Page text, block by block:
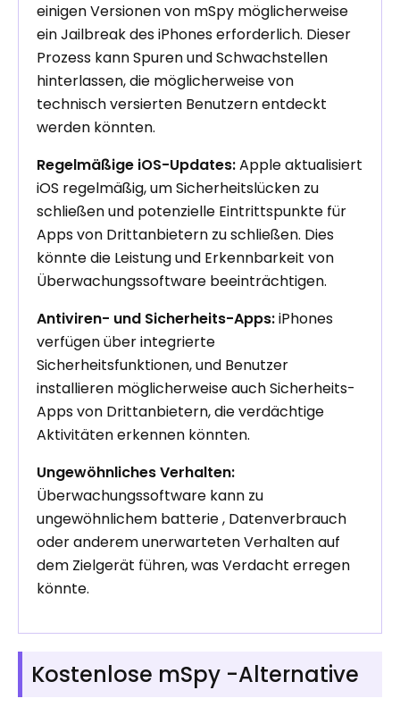
einigen Versionen von mSpy möglicherweise
ein Jailbreak des iPhones erforderlich. Dieser
Prozess kann Spuren und Schwachstellen
hinterlassen, die möglicherweise von
technisch versierten Benutzern entdeckt
werden könnten.
Regelmäßige iOS-Updates:Apple aktualisiert
iOS regelmäßig, um Sicherheitslücken zu
schließen und potenzielle Eintrittspunkte für
Apps von Drittanbietern zu schließen. Dies
könnte die Leistung und Erkennbarkeit von
Überwachungssoftware beeinträchtigen.
Antiviren- und Sicherheits-Apps:iPhones
verfügen über integrierte
Sicherheitsfunktionen, und Benutzer
installieren möglicherweise auch Sicherheits-
Apps von Drittanbietern, die verdächtige
Aktivitäten erkennen könnten.
Ungewöhnliches Verhalten:
Überwachungssoftware kann zu
ungewöhnlichem batterie , Datenverbrauch
oder anderem unerwarteten Verhalten auf
dem Zielgerät führen, was Verdacht erregen
könnte.
Kostenlose mSpy -Alternative